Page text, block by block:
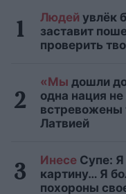
Людей увлёк
заставит
проверить
«Мы дошли
одна нация
встревожены
Латвией
Инесе Супе: Я
картину… Я
похороны